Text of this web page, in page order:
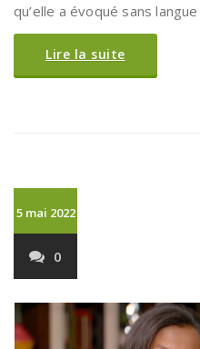
qu’elle a évoqué sans
Lire la suite
5 mai 2022
0